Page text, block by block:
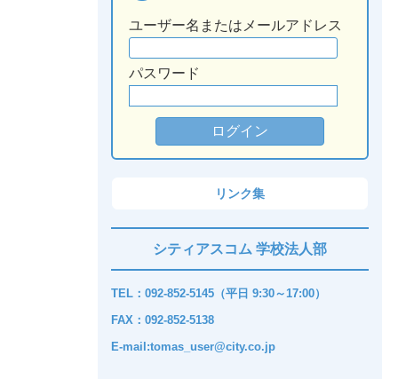
ユーザー名またはメールアドレス
パスワード
リンク集
シティアスコム 学校法人部
TEL：092-852-5145（平日 9:30～17:00）
FAX：092-852-5138
E-mail:tomas_user@city.co.jp